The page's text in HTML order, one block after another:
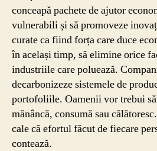
conceapă pachete de ajutor
vulnerabili și să promoveze
curate ca fiind forța care duce
în același timp, să elimine orice
industriile care poluează.
decarbonizeze sistemele de
portofoliile. Oamenii vor trebui
mănâncă, consumă sau
cale că efortul făcut de fiecare
contează.